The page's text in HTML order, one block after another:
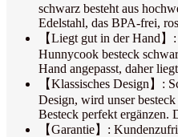
schwarz besteht aus
Edelstahl, das BPA-frei,
【Liegt gut in der Hand
Hunnycook besteck
Hand angepasst, daher
【Klassisches Design】:
Design, wird unser
Besteck perfekt ergänzen.
【Garantie】: